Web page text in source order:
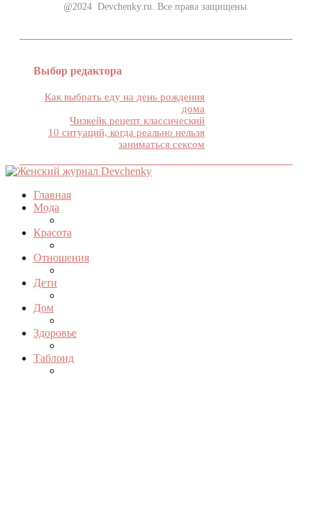
@2024 Devchenky.ru. Все права защищены.
Выбор редактора
Как выбрать еду на день рождения
дома
Чизкейк рецепт классический
10 ситуаций, когда реально нельзя
заниматься сексом
Главная
Мода
Красота
Отношения
Дети
Дом
Здоровье
Таблоид